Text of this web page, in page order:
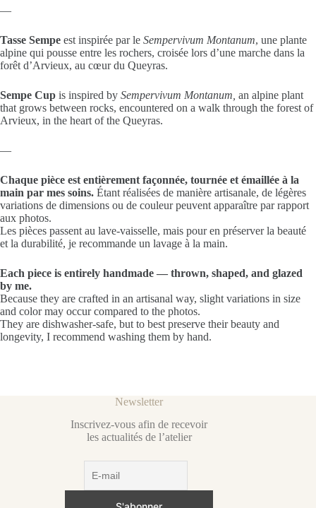
—
Tasse Sempe est inspirée par le Sempervivum Montanum, une plante
alpine qui pousse entre les rochers, croisée lors d’une marche dans la
forêt d’Arvieux, au cœur du Queyras.
Sempe Cup is inspired by Sempervivum Montanum, an alpine plant
that grows between rocks, encountered on a walk through the forest of
Arvieux, in the heart of the Queyras.
—
Chaque pièce est entièrement façonnée, tournée et émaillée à la
main par mes soins. Étant réalisées de manière artisanale, de légères
variations de dimensions ou de couleur peuvent apparaître par rapport
aux photos.
Les pièces passent au lave-vaisselle, mais pour en préserver la beauté
et la durabilité, je recommande un lavage à la main.
Each piece is entirely handmade — thrown, shaped, and glazed
by me.
Because they are crafted in an artisanal way, slight variations in size
and color may occur compared to the photos.
They are dishwasher-safe, but to best preserve their beauty and
longevity, I recommend washing them by hand.
Newsletter
Inscrivez-vous afin de recevoir
les actualités de l’atelier